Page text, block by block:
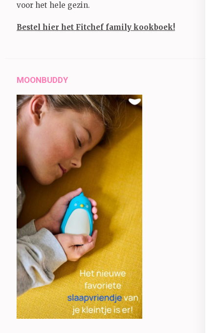
voor het hele gezin.
Bestel hier het Fitchef family kookboek!
MOONBUDDY